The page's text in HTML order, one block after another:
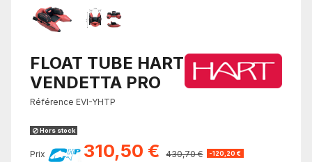
FLOAT TUBE HART
VENDETTA PRO
Référence EVI-YHTP
Hors stock
Prix 310,50 € 430,70 € -120,20 €